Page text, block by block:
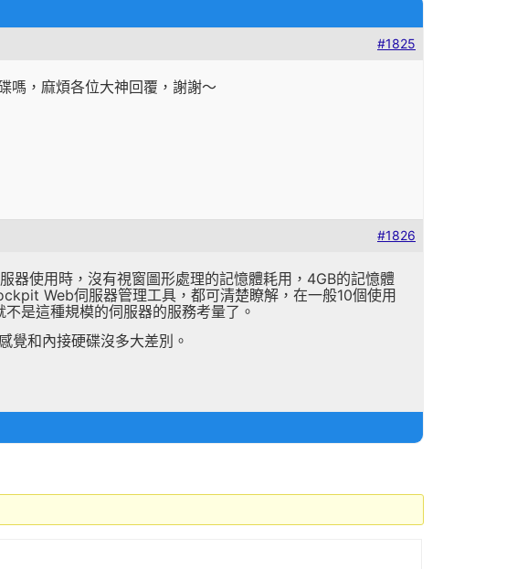
#1825
嗎，麻煩各位大神回覆，謝謝～
#1826
使用時，沒有視窗圖形處理的記憶體耗用，4GB的記憶體
Web伺服器管理工具，都可清楚瞭解，在一般10個使用
是這種規模的伺服器的服務考量了。
覺和內接硬碟沒多大差別。